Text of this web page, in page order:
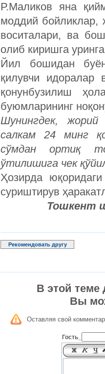
Р.Маликов яна
моддий бойликлар,
воситалари, ва
олиб киришга
Йил бошидан
қилувчи идоралар
қонунбузилиш
буюмларининг
Шунингдек, жорий
салкам 24 минг
сўмдан ортиқ
ўтилишига чек
Ҳозирда
суриштирув
Тошкент
Рекомендовать другу
В этой теме
Вы
Оставляя свой
Гость_